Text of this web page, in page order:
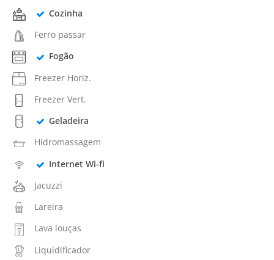
Cozinha
Ferro passar
Fogão
Freezer Horiz.
Freezer Vert.
Geladeira
Hidromassagem
Internet Wi-fi
Jacuzzi
Lareira
Lava louças
Liquidificador